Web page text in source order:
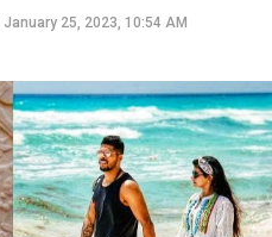
January 25, 2023, 10:54 AM